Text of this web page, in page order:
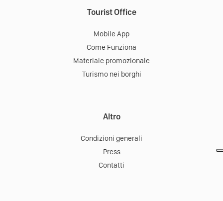
Tourist Office
Mobile App
Come Funziona
Materiale promozionale
Turismo nei borghi
Altro
Condizioni generali
Press
Contatti